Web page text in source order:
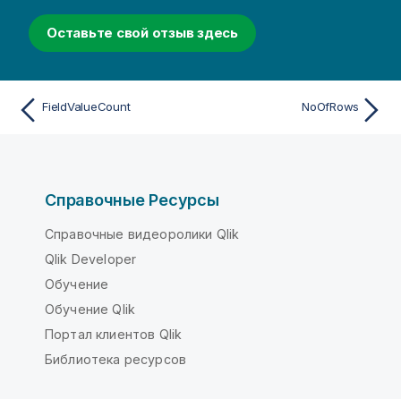
Оставьте свой отзыв здесь
FieldValueCount NoOfRows
Справочные Ресурсы
Справочные видеоролики Qlik
Qlik Developer
Обучение
Обучение Qlik
Портал клиентов Qlik
Библиотека ресурсов